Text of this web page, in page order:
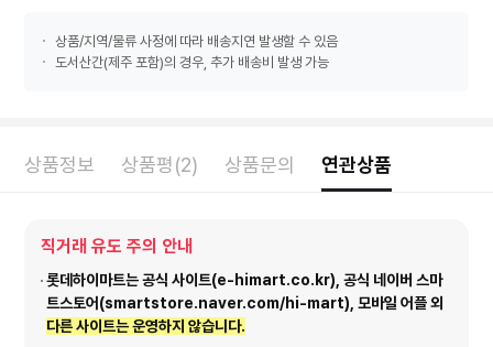
상품/지역/물류 사정에 따라 배송지연 발생할 수 있음
도서산간(제주 포함)의 경우, 추가 배송비 발생 가능
상품정보 상품평(2) 상품문의 연관상품
직거래 유도 주의 안내
롯데하이마트는 공식 사이트(e-himart.co.kr), 공식 네이버 스마
트스토어(smartstore.naver.com/hi-mart), 모바일 어플 외
다른 사이트는 운영하지 않습니다.